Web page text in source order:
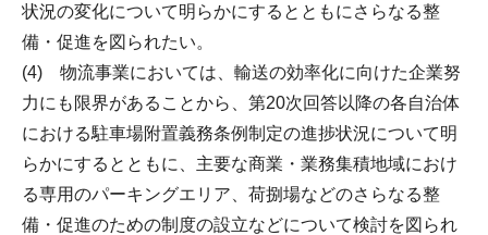
状況の変化について明らかにするとともにさらなる整
備・促進を図られたい。
(4) 物流事業においては、輸送の効率化に向けた企業努
力にも限界があることから、第20次回答以降の各自治体
における駐車場附置義務条例制定の進捗状況について明
らかにするとともに、主要な商業・業務集積地域におけ
る専用のパーキングエリア、荷捌場などのさらなる整
備・促進のための制度の設立などについて検討を図られ